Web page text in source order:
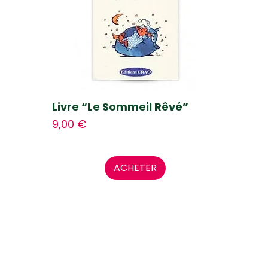
Livre “Le Sommeil Rêvé”
Prix
9,00 €
ACHETER